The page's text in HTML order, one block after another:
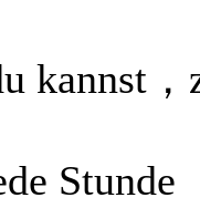
kannst，
Stunde